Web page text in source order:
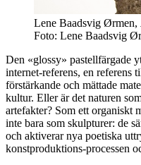
Lene Baadsvig Ørmen,
Foto: Lene Baadsvig
Den «glossy» pastellfärgade
internet-referens, en referens
förstärkande och mättade
kultur. Eller är det naturen
artefakter? Som ett organiskt
inte bara som skulpturer: de
och aktiverar nya poetiska
konstproduktions-processen